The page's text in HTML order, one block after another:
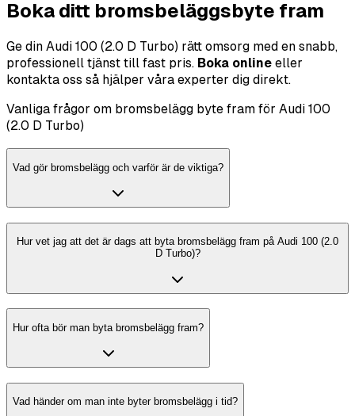
Boka ditt bromsbeläggsbyte fram
Ge din Audi 100 (2.0 D Turbo) rätt omsorg med en snabb,
professionell tjänst till fast pris. Boka online eller
kontakta oss så hjälper våra experter dig direkt.
Vanliga frågor om bromsbelägg byte fram för Audi 100
(2.0 D Turbo)
Vad gör bromsbelägg och varför är de viktiga?
Hur vet jag att det är dags att byta bromsbelägg fram på Audi 100 (2.0
D Turbo)?
Hur ofta bör man byta bromsbelägg fram?
Vad händer om man inte byter bromsbelägg i tid?